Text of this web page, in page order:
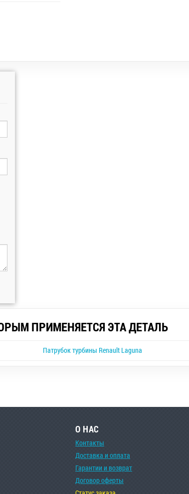
ПРИМЕНЯЕТСЯ ЭТА ДЕТАЛЬ
Патрубок турбины Renault Laguna
О НАС
Контакты
Доставка и оплата
Гарантии и возврат
Договор оферты